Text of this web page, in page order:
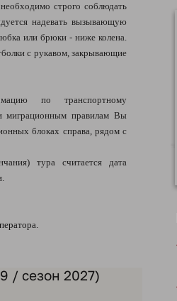
строго соблюдать
надевать вызывающую
или брюки - ниже колена.
с рукавом, закрывающие
по транспортному
миграционным правилам Вы
блоках справа, рядом с
тура считается дата
/ сезон 2027)